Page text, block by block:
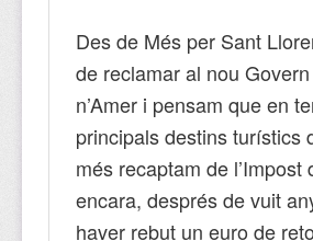
Des de Més per Sant
de reclamar al nou
n’Amer i pensam que en
principals destins turístics
més recaptam de
encara, després de vuit
haver rebut un euro de